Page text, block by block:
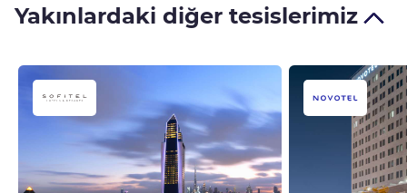
Yakınlardaki diğer tesislerimiz